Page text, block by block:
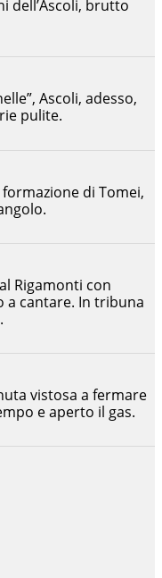
vistosa a fermare
e aperto il gas.
Rigamonti con
a cantare. In tribuna
di Tomei,
Ascoli, adesso,
pulite.
dell’Ascoli, brutto